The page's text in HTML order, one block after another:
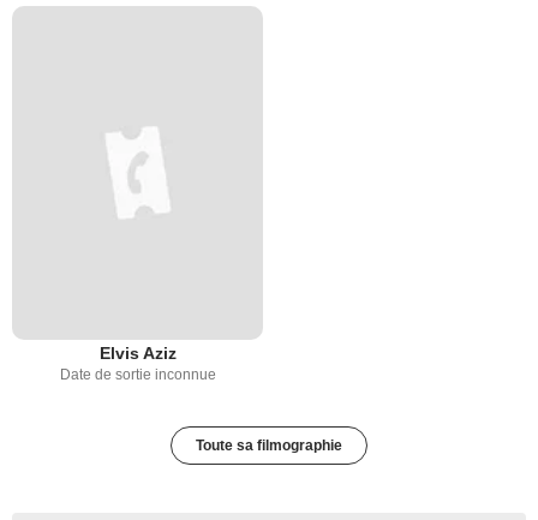
Elvis Aziz
Date de sortie inconnue
Toute sa filmographie